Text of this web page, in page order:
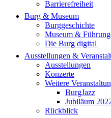
Barrierefreiheit
Burg & Museum
Burggeschichte
Museum &
Die Burg digital
Ausstellungen &
Ausstellungen
Konzerte
Weitere
BurgJazz
Jubiläum
Rückblick